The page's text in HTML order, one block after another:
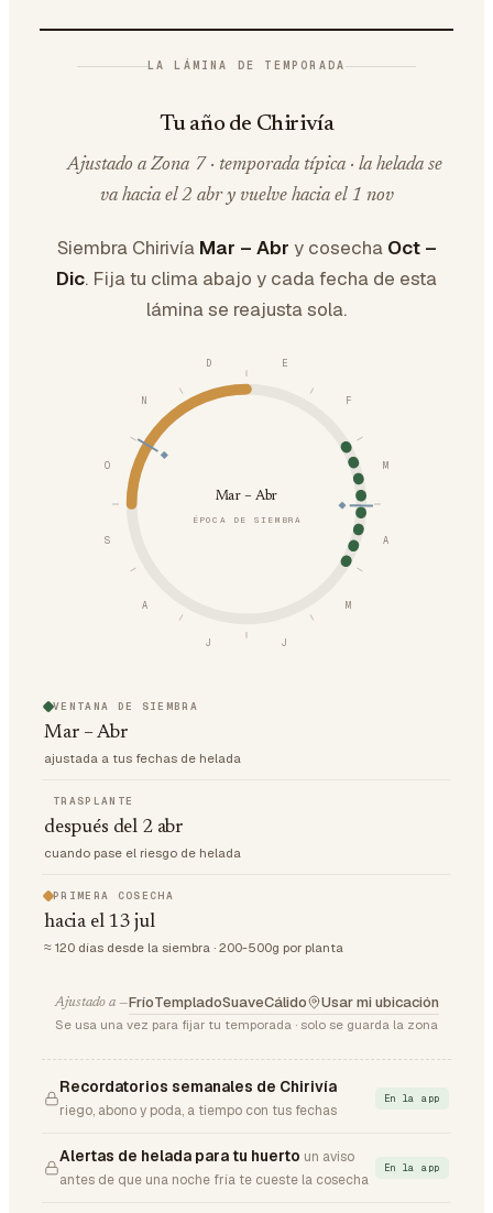
LA LÁMINA DE TEMPORADA
Tu año de Chirivía
Ajustado a Zona 7 · temporada típica · la helada se
va hacia el 2 abr y vuelve hacia el 1 nov
Siembra Chirivía Mar – Abr y cosecha Oct –
Dic. Fija tu clima abajo y cada fecha de esta
lámina se reajusta sola.
E
F
M
A
M
J
J
A
S
O
N
D
Mar – Abr
ÉPOCA DE SIEMBRA
VENTANA DE SIEMBRA
Mar – Abr
ajustada a tus fechas de helada
TRASPLANTE
después del 2 abr
cuando pase el riesgo de helada
PRIMERA COSECHA
hacia el 13 jul
≈ 120 días desde la siembra · 200-500g por planta
Ajustado a —FríoTempladoSuaveCálido Usar mi ubicación
Se usa una vez para fijar tu temporada · solo se guarda la zona
Recordatorios semanales de Chirivía
riego, abono y poda, a tiempo con tus fechas
En la app
Alertas de helada para tu huerto un aviso
antes de que una noche fría te cueste la cosecha
En la app